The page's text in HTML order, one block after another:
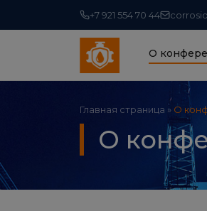
+7 921 554 70 44
О
Главная страница » О
О